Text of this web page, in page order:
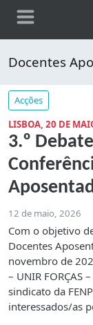
Docentes
Acções
LISBOA, 20 DE
3.º
12 de maio, 2026
Com o objetivo
Docentes
novembro de
– UNIR FORÇAS
sindicato da
interessados/as